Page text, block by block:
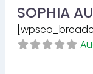
SOPHIA